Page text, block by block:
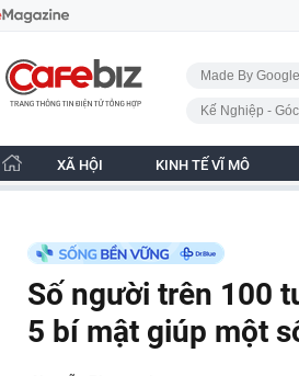
CafeBiz - Trang chủ
Made By
Kế Nghiệp -
XÃ HỘI KINH TẾ VĨ MÔ
Số người trên 100
5 bí mật giúp một